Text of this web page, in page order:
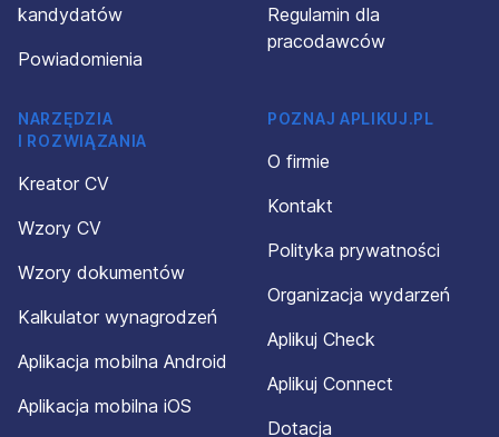
kandydatów
Powiadomienia
Regulamin dla
pracodawców
NARZĘDZIA
I ROZWIĄZANIA
Kreator CV
Wzory CV
Wzory dokumentów
Kalkulator wynagrodzeń
Aplikacja mobilna Android
Aplikacja mobilna iOS
POZNAJ APLIKUJ.PL
O firmie
Kontakt
Polityka prywatności
Organizacja wydarzeń
Aplikuj Check
Aplikuj Connect
Dotacja